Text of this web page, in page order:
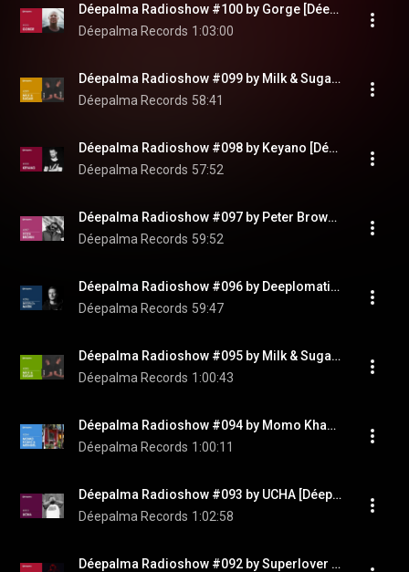
Déepalma Radioshow #100 by Gorge [Déepalma Records]
Déepalma Records 1:03:00
Déepalma Radioshow #099 by Milk & Sugar [Déepalma Records]
Déepalma Records 58:41
Déepalma Radioshow #098 by Keyano [Déepalma Records]
Déepalma Records 57:52
Déepalma Radioshow #097 by Peter Brown [Déepalma Soul]
Déepalma Records 59:52
Déepalma Radioshow #096 by Deeplomatik [Déepalma Records]
Déepalma Records 59:47
Déepalma Radioshow #095 by Milk & Sugar [Déepalma Records]
Déepalma Records 1:00:43
Déepalma Radioshow #094 by Momo Khani & Meindel [Déepalma Records]
Déepalma Records 1:00:11
Déepalma Radioshow #093 by UCHA [Déepalma Records]
Déepalma Records 1:02:58
Déepalma Radioshow #092 by Superlover [Déepalma Records]